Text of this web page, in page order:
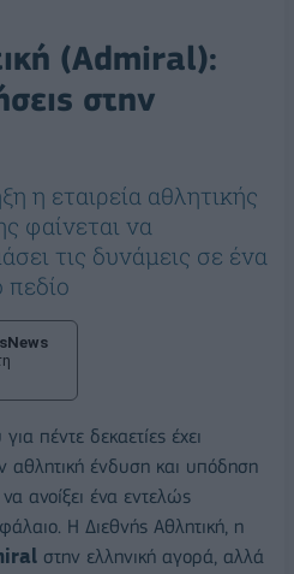
(Admiral):
στην
η εταιρεία αθλητικής
φαίνεται να
τις δυνάμεις σε ένα
πεδίο
πέντε δεκαετίες έχει
αθλητική ένδυση και υπόδηση
ανοίξει ένα εντελώς
Η Διεθνής Αθλητική, η
στην ελληνική αγορά, αλλά